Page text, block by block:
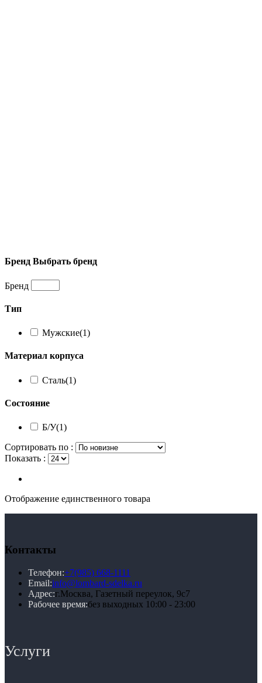
Бренд Выбрать бренд
Бренд
Тип
Мужские(1)
Материал корпуса
Сталь(1)
Состояние
Б/У(1)
Сортировать по :
Показать :
Отображение единственного товара
Контакты
Телефон:+7(985) 668-1111
Email:info@lombard-sdelka.ru
Адрес:г.Москва, Газетный переулок, 9с7
Рабочее время:без выходных 10:00 - 23:00
Услуги